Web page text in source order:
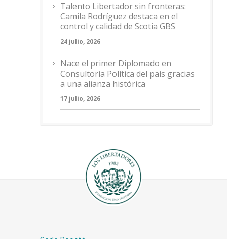
Talento Libertador sin fronteras:
Camila Rodríguez destaca en el
control y calidad de Scotia GBS
24 julio, 2026
Nace el primer Diplomado en
Consultoría Política del país gracias
a una alianza histórica
17 julio, 2026